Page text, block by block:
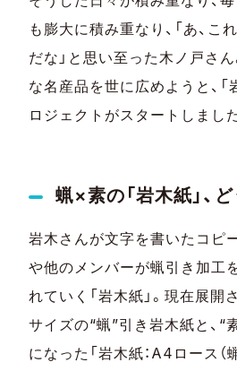
も膨大に積み重なり、「あ、こ
だな」と思い至った木ノ戸さん
な名産品を世に広めようと、「
ロジェクトがスタートしました
蝋×素の「岩木紙」、
岩木さんが文字を書いたコピ
や他のメンバーが蝋引き加工
れていく「岩木紙」。現在展開
サイズの“蝋”引き岩木紙と、“
になった「岩木紙：A4ロース（